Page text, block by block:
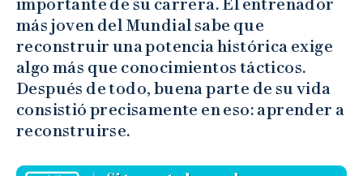
importante de su carrera. El entrenador
más joven del Mundial sabe que
reconstruir una potencia histórica exige
algo más que conocimientos tácticos.
Después de todo, buena parte de su vida
consistió precisamente en eso: aprender a
reconstruirse.